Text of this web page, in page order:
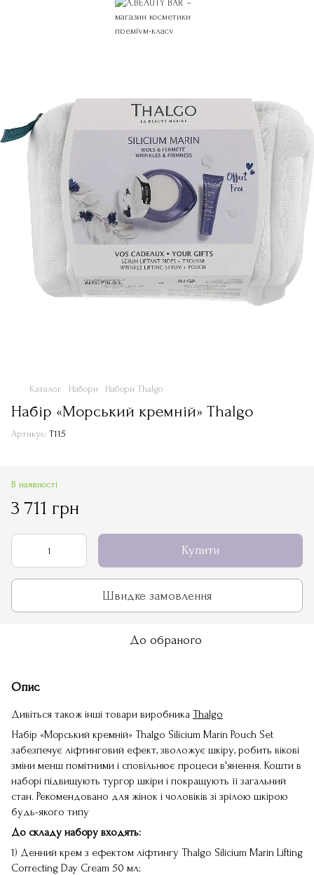
Каталог Набори Набори Thalgo
Набір «Морський кремній» Thalgo
Артикул: Т115
В наявності
3 711 грн
Купити
Швидке замовлення
До обраного
Опис
Дивіться також інші товари виробника Thalgo
Набір «Морський кремній» Thalgo Silicium Marin Pouch Set
забезпечує ліфтинговий ефект, зволожує шкіру, робить вікові
зміни менш помітними і сповільнює процеси в'янення. Кошти в
наборі підвищують тургор шкіри і покращують її загальний
стан. Рекомендовано для жінок і чоловіків зі зрілою шкірою
будь-якого типу
До складу набору входять:
1) Денний крем з ефектом ліфтингу Thalgo Silicium Marin Lifting
Correcting Day Cream 50 мл;